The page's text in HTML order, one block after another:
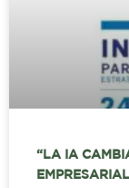
“LA IA